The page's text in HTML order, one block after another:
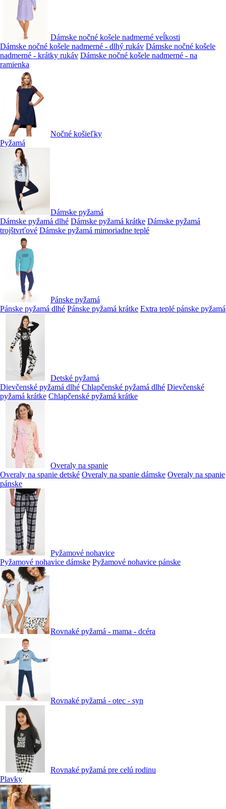
Dámske nočné košele nadmerné veĺkosti
Dámske nočné košele nadmerné - dlhý rukáv Dámske nočné košele
nadmerné - krátky rukáv Dámske nočné košele nadmerné - na
ramienka
Nočné košieľky
Pyžamá
Dámske pyžamá
Dámske pyžamá dlhé Dámske pyžamá krátke Dámske pyžamá
trojštvrťové Dámske pyžamá mimoriadne teplé
Pánske pyžamá
Pánske pyžamá dlhé Pánske pyžamá krátke Extra teplé pánske pyžamá
Detské pyžamá
Dievčenské pyžamá dlhé Chlapčenské pyžamá dlhé Dievčenské
pyžamá krátke Chlapčenské pyžamá krátke
Overaly na spanie
Overaly na spanie detské Overaly na spanie dámske Overaly na spanie
pánske
Pyžamové nohavice
Pyžamové nohavice dámske Pyžamové nohavice pánske
Rovnaké pyžamá - mama - dcéra
Rovnaké pyžamá - otec - syn
Rovnaké pyžamá pre celú rodinu
Plavky